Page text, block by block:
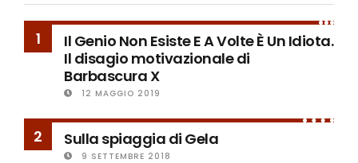
1
Il Genio Non Esiste E A Volte È Un Idiota.
Il disagio motivazionale di
Barbascura X
12 MAGGIO 2019
2 Sulla spiaggia di Gela
9 SETTEMBRE 2018